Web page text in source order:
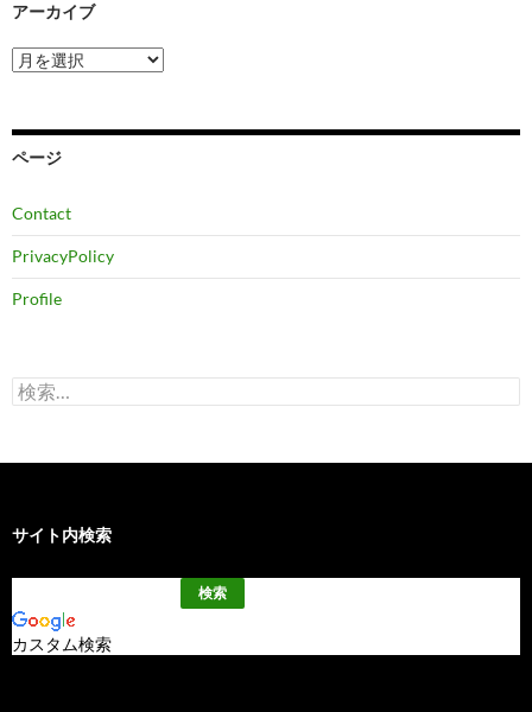
アーカイブ
ア
ー
ブ
ページ
Contact
PrivacyPolicy
Profile
検
索:
サイト内検索
カスタム検索